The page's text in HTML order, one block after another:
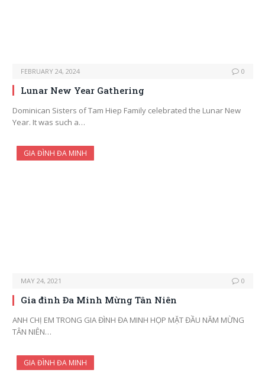
FEBRUARY 24, 2024 0
Lunar New Year Gathering
Dominican Sisters of Tam Hiep Family celebrated the Lunar New
Year. It was such a…
GIA ĐÌNH ĐA MINH
MAY 24, 2021 0
Gia đình Đa Minh Mừng Tân Niên
ANH CHỊ EM TRONG GIA ĐÌNH ĐA MINH HỌP MẶT ĐẦU NĂM MỪNG
TÂN NIÊN…
GIA ĐÌNH ĐA MINH